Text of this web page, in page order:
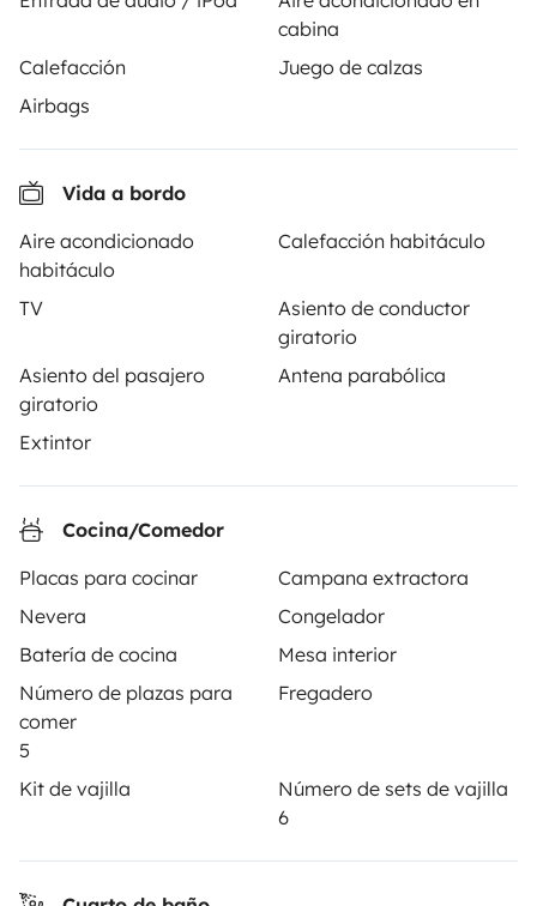
cabina
Calefacción
Juego de calzas
Airbags
Vida a bordo
Aire acondicionado
habitáculo
Calefacción habitáculo
TV
Asiento de conductor
giratorio
Asiento del pasajero
giratorio
Antena parabólica
Extintor
Cocina/Comedor
Placas para cocinar
Campana extractora
Nevera
Congelador
Batería de cocina
Mesa interior
Número de plazas para
comer
5
Fregadero
Kit de vajilla
Número de sets de vajilla
6
Autocaravana Perfilada
Nuevo
A partir de
170 € /día
Solicitud de alquiler
alquiler de autocaravanas y furgonetas campers entre
particulares. La plataforma tiene el papel de
intermediario de confianza y propone una solución
llave en mano para unas vacaciones en total libertad y
seguridad.
Shops